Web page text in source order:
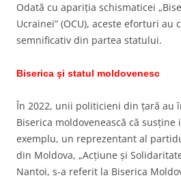
Odată cu apariția schismaticei
Ucrainei” (OCU), aceste eforturi au
semnificativ din partea statului.
Biserica şi statul moldovenesc
În 2022, unii politicieni din țară au
Biserica moldovenească că susține
exemplu, un reprezentant al
din Moldova, „Acțiune și
Nantoi, s-a referit la Biserica